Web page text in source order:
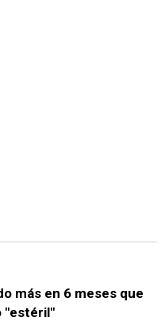
más en 6 meses que
"estéril"